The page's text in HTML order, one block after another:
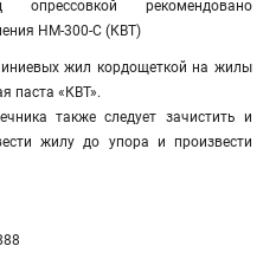
рекомендовано
НМ-300-C (КВТ)
жил кордощеткой на жилы
паста «КВТ».
также следует зачистить и
жилу до упора и произвести